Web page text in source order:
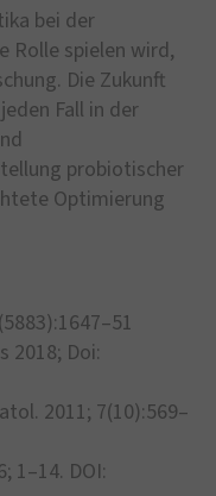
bei der
Rolle spielen wird,
Die Zukunft
Fall in der
probiotischer
Optimierung
2018; Doi:
2011; 7(10):569–
1–14. DOI: